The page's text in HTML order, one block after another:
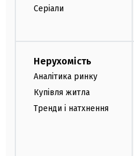
Серіали
Нерухомість
Аналітика ринку
Купівля житла
Тренди і натхнення